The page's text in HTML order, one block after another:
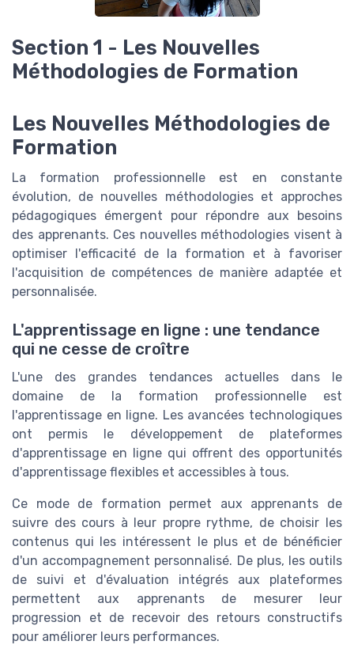
Section 1 - Les Nouvelles
Méthodologies de Formation
Les Nouvelles Méthodologies de
Formation
La formation professionnelle est en constante
évolution, de nouvelles méthodologies et approches
pédagogiques émergent pour répondre aux besoins
des apprenants. Ces nouvelles méthodologies visent à
optimiser l'efficacité de la formation et à favoriser
l'acquisition de compétences de manière adaptée et
personnalisée.
L'apprentissage en ligne : une tendance
qui ne cesse de croître
L'une des grandes tendances actuelles dans le
domaine de la formation professionnelle est
l'apprentissage en ligne. Les avancées technologiques
ont permis le développement de plateformes
d'apprentissage en ligne qui offrent des opportunités
d'apprentissage flexibles et accessibles à tous.
Ce mode de formation permet aux apprenants de
suivre des cours à leur propre rythme, de choisir les
contenus qui les intéressent le plus et de bénéficier
d'un accompagnement personnalisé. De plus, les outils
de suivi et d'évaluation intégrés aux plateformes
permettent aux apprenants de mesurer leur
progression et de recevoir des retours constructifs
pour améliorer leurs performances.